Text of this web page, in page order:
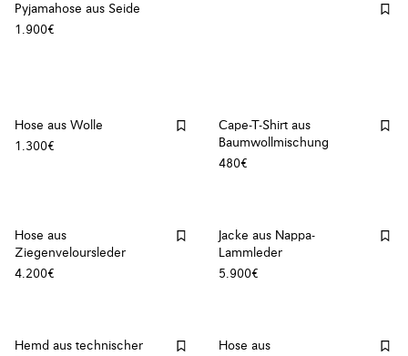
Pyjamahose aus Seide
1.900€
Hose aus Wolle
1.300€
Cape-T-Shirt aus
Baumwollmischung
480€
Hose aus
Ziegenveloursleder
4.200€
Jacke aus Nappa-
Lammleder
5.900€
Hemd aus technischer
Hose aus